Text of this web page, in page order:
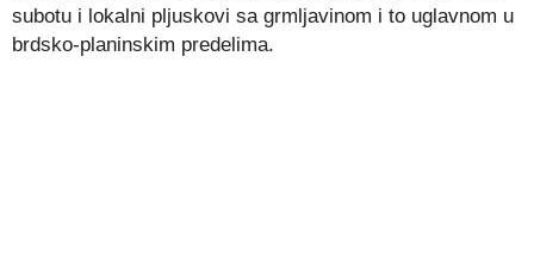
subotu i lokalni pljuskovi sa grmljavinom i to uglavnom u
brdsko-planinskim predelima.